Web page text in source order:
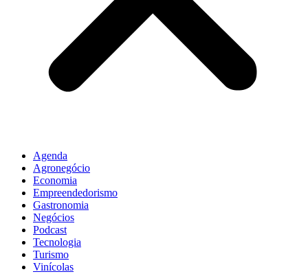
Agenda
Agronegócio
Economia
Empreendedorismo
Gastronomia
Negócios
Podcast
Tecnologia
Turismo
Vinícolas